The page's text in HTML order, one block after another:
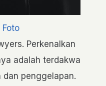
Perkenalkan
adalah terdakwa
penggelapan.